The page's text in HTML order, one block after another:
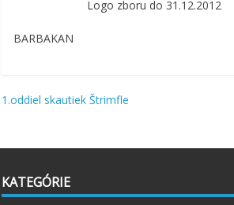
Logo zboru do 31.12.2012
BARBAKAN
Navigácia
článku
1.oddiel skautiek Štrimfle
KATEGÓRIE